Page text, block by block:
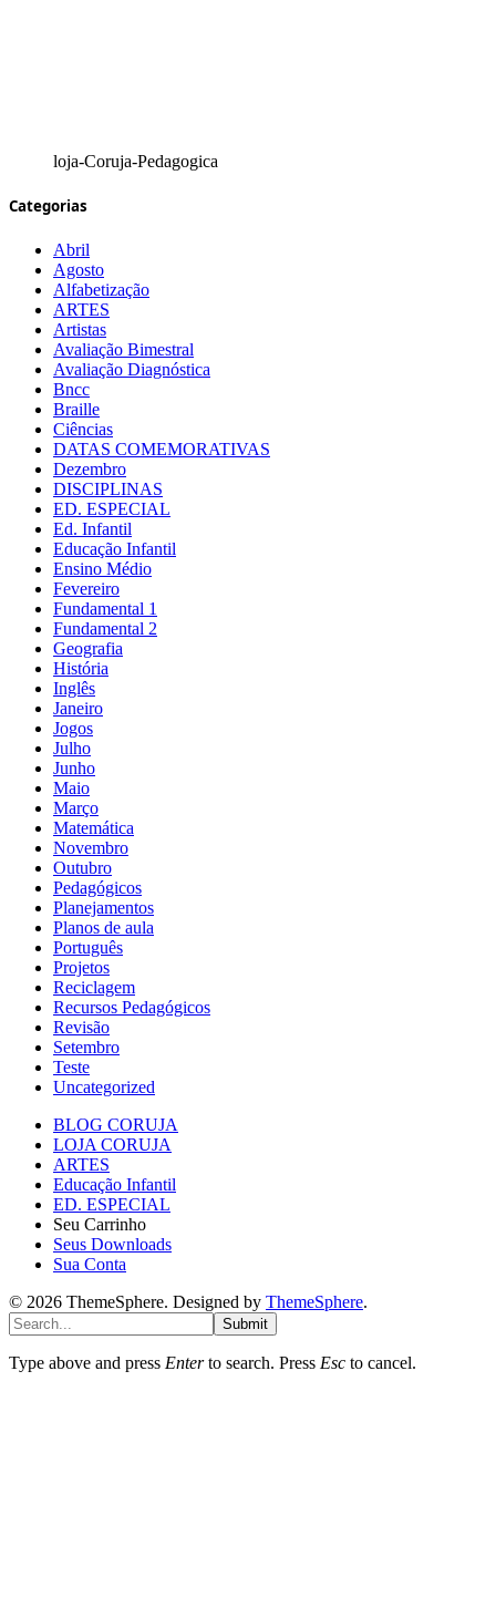
loja-Coruja-Pedagogica
Categorias
Abril
Agosto
Alfabetização
ARTES
Artistas
Avaliação Bimestral
Avaliação Diagnóstica
Bncc
Braille
Ciências
DATAS COMEMORATIVAS
Dezembro
DISCIPLINAS
ED. ESPECIAL
Ed. Infantil
Educação Infantil
Ensino Médio
Fevereiro
Fundamental 1
Fundamental 2
Geografia
História
Inglês
Janeiro
Jogos
Julho
Junho
Maio
Março
Matemática
Novembro
Outubro
Pedagógicos
Planejamentos
Planos de aula
Português
Projetos
Reciclagem
Recursos Pedagógicos
Revisão
Setembro
Teste
Uncategorized
BLOG CORUJA
LOJA CORUJA
ARTES
Educação Infantil
ED. ESPECIAL
Seu Carrinho
Seus Downloads
Sua Conta
© 2026 ThemeSphere. Designed by ThemeSphere.
Submit
Type above and press Enterto search. Press Esc to cancel.